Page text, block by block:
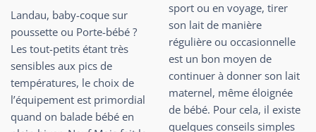
Landau, baby-coque sur
poussette ou Porte-bébé ?
Les tout-petits étant très
sensibles aux pics de
températures, le choix de
l’équipement est primordial
quand on balade bébé en
sport ou en voyage, tirer
son lait de manière
régulière ou occasionnelle
est un bon moyen de
continuer à donner son lait
maternel, même éloignée
de bébé. Pour cela, il existe
quelques conseils simples